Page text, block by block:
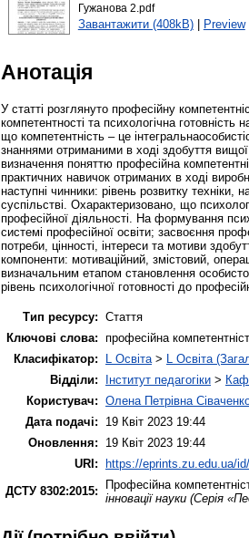
Гужанова 2.pdf
Завантажити (408kB)| Preview
Анотація
У статті розглянуто професійну
компетентності та психологічна готовність
що компетентність – це
знаннями отриманими в ході здобуття
визначення поняттю професійна
практичних навичок отриманих в ході
наступні чинники: рівень розвитку техніки,
суспільстві. Охарактеризовано, що
професійної діяльності. На формування
системі професійної освіти; засвоєння
потреби, цінності, інтереси та мотиви
компоненти: мотиваційний, змістовий,
визначальним етапом становлення
рівень психологічної готовності до
Тип ресурсу: Стаття
Ключові слова: професійна
Класифікатор:
L Освіта > L Освіта
Відділи:
Інститут педагогіки >
Користувач: Олена Петрівна
Дата подачі:
19 Квіт 2023 19:44
Оновлення:
19 Квіт 2023 19:44
URI: https://eprints.zu.edu.ua/
ДСТУ 8302:2015:
Професійна
інновації науки (Серія